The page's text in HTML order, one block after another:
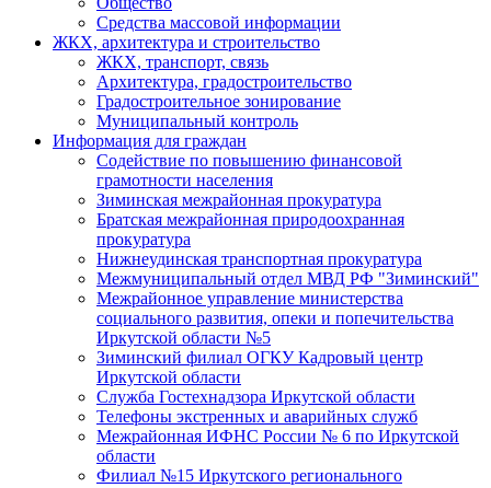
Средства массовой информации
ЖКХ, архитектура и строительство
ЖКХ, транспорт, связь
Архитектура, градостроительство
Градостроительное зонирование
Муниципальный контроль
Информация для граждан
Содействие по повышению финансовой
грамотности населения
Зиминская межрайонная прокуратура
Братская межрайонная природоохранная
прокуратура
Нижнеудинская транспортная прокуратура
Межмуниципальный отдел МВД РФ "Зиминский"
Межрайонное управление министерства
социального развития, опеки и попечительства
Иркутской области №5
Зиминский филиал ОГКУ Кадровый центр
Иркутской области
Служба Гостехнадзора Иркутской области
Телефоны экстренных и аварийных служб
Межрайонная ИФНС России № 6 по Иркутской
области
Филиал №15 Иркутского регионального